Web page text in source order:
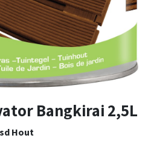
Bangkirai 2,5L
Hout